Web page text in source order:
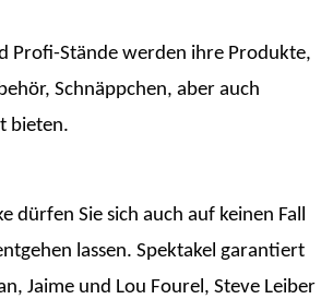
Profi-Stände werden ihre Produkte,
Schnäppchen, aber auch
bieten.
dürfen Sie sich auch auf keinen Fall
lassen. Spektakel garantiert
Jaime und Lou Fourel, Steve Leiber